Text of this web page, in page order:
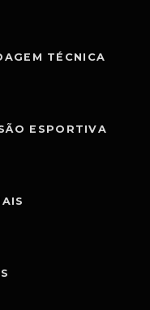
TÉCNICA
ESPORTIVA